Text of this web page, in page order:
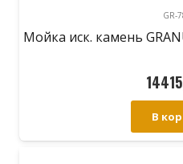
GR-
Мойка иск. камень
В